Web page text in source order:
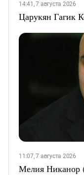
14:41, 7 августа 2026
Царукян Гагик
11:07, 7 августа 2026
Мелия Никанор